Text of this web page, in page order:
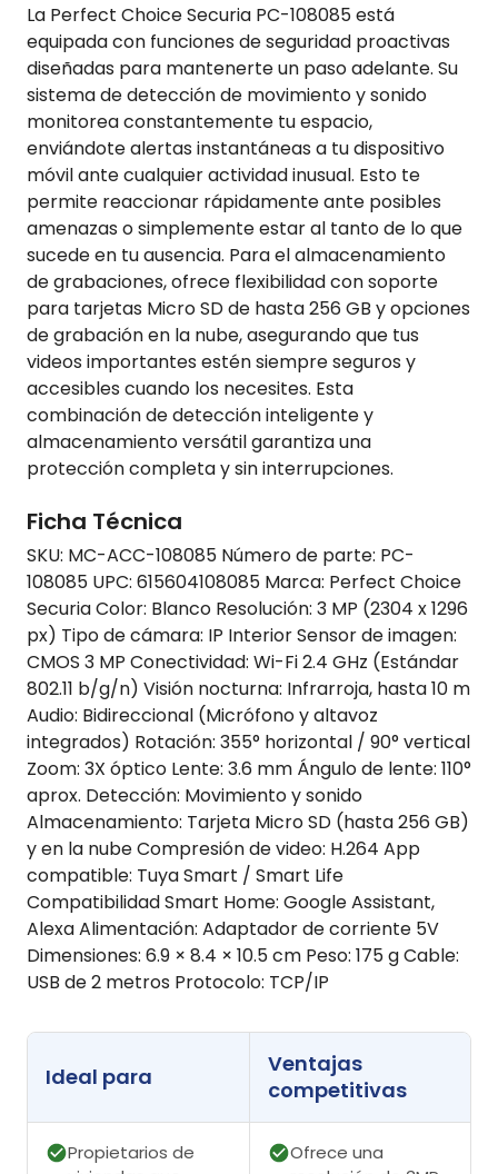
La Perfect Choice Securia PC-108085 está
equipada con funciones de seguridad proactivas
diseñadas para mantenerte un paso adelante. Su
sistema de detección de movimiento y sonido
monitorea constantemente tu espacio,
enviándote alertas instantáneas a tu dispositivo
móvil ante cualquier actividad inusual. Esto te
permite reaccionar rápidamente ante posibles
amenazas o simplemente estar al tanto de lo que
sucede en tu ausencia. Para el almacenamiento
de grabaciones, ofrece flexibilidad con soporte
para tarjetas Micro SD de hasta 256 GB y opciones
de grabación en la nube, asegurando que tus
videos importantes estén siempre seguros y
accesibles cuando los necesites. Esta
combinación de detección inteligente y
almacenamiento versátil garantiza una
protección completa y sin interrupciones.
Ficha Técnica
SKU: MC-ACC-108085 Número de parte: PC-
108085 UPC: 615604108085 Marca: Perfect Choice
Securia Color: Blanco Resolución: 3 MP (2304 x 1296
px) Tipo de cámara: IP Interior Sensor de imagen:
CMOS 3 MP Conectividad: Wi-Fi 2.4 GHz (Estándar
802.11 b/g/n) Visión nocturna: Infrarroja, hasta 10 m
Audio: Bidireccional (Micrófono y altavoz
integrados) Rotación: 355° horizontal / 90° vertical
Zoom: 3X óptico Lente: 3.6 mm Ángulo de lente: 110°
aprox. Detección: Movimiento y sonido
Almacenamiento: Tarjeta Micro SD (hasta 256 GB)
y en la nube Compresión de video: H.264 App
compatible: Tuya Smart / Smart Life
Compatibilidad Smart Home: Google Assistant,
Alexa Alimentación: Adaptador de corriente 5V
Dimensiones: 6.9 × 8.4 × 10.5 cm Peso: 175 g Cable:
USB de 2 metros Protocolo: TCP/IP
Ideal para
Ventajas
competitivas
Propietarios de
Ofrece una